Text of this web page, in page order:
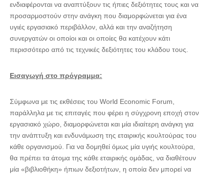
ενδιαφέρονται να αναπτύξουν τις ήπιες δεξιότητες τους και να
προσαρμοστούν στην ανάγκη που διαμορφώνεται για ένα
υγιές εργασιακό περιβάλλον, αλλά και την αναζήτηση
συνεργατών οι οποίοι και οι οποίες θα κατέχουν κάτι
περισσότερο από τις τεχνικές δεξιότητες του κλάδου τους.
Εισαγωγή στο πρόγραμμα:
Σύμφωνα με τις εκθέσεις του World Economic Forum,
παράλληλα με τις επιταγές που φέρει η σύγχρονη εποχή στον
εργασιακό χώρο, διαμορφώνεται και μία ιδιαίτερη ανάγκη για
την ανάπτυξη και ενδυνάμωση της εταιρικής κουλτούρας του
κάθε οργανισμού. Για να δομηθεί όμως μία υγιής κουλτούρα,
θα πρέπει τα άτομα της κάθε εταιρικής ομάδας, να διαθέτουν
μία «βιβλιοθήκη» ήπιων δεξιοτήτων, η οποία δεν μπορεί να